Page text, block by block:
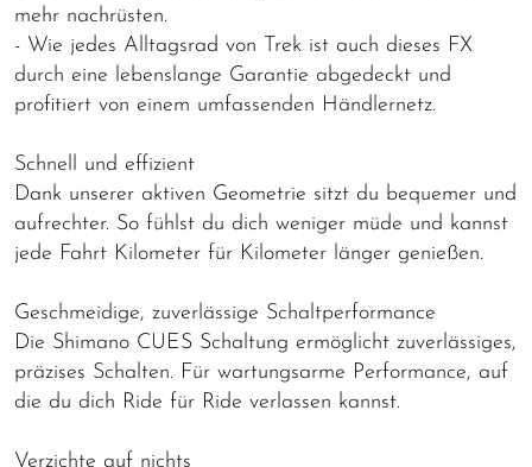
mehr nachrüsten.
- Wie jedes Alltagsrad von Trek ist auch dieses FX
durch eine lebenslange Garantie abgedeckt und
profitiert von einem umfassenden Händlernetz.
Schnell und effizient
Dank unserer aktiven Geometrie sitzt du bequemer und
aufrechter. So fühlst du dich weniger müde und kannst
jede Fahrt Kilometer für Kilometer länger genießen.
Geschmeidige, zuverlässige Schaltperformance
Die Shimano CUES Schaltung ermöglicht zuverlässiges,
präzises Schalten. Für wartungsarme Performance, auf
die du dich Ride für Ride verlassen kannst.
Verzichte auf nichts